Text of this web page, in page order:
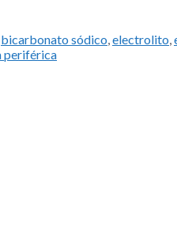
bicarbonato sódico electrolito
periférica